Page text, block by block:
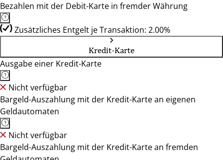
Bezahlen mit der Debit-Karte in fremder Währung
Zusätzliches Entgelt je Transaktion: 2.00%
Kredit-Karte
Ausgabe einer Kredit-Karte
Nicht verfügbar
Bargeld-Auszahlung mit der Kredit-Karte an eigenen
Geldautomaten
Nicht verfügbar
Bargeld-Auszahlung mit der Kredit-Karte an fremden